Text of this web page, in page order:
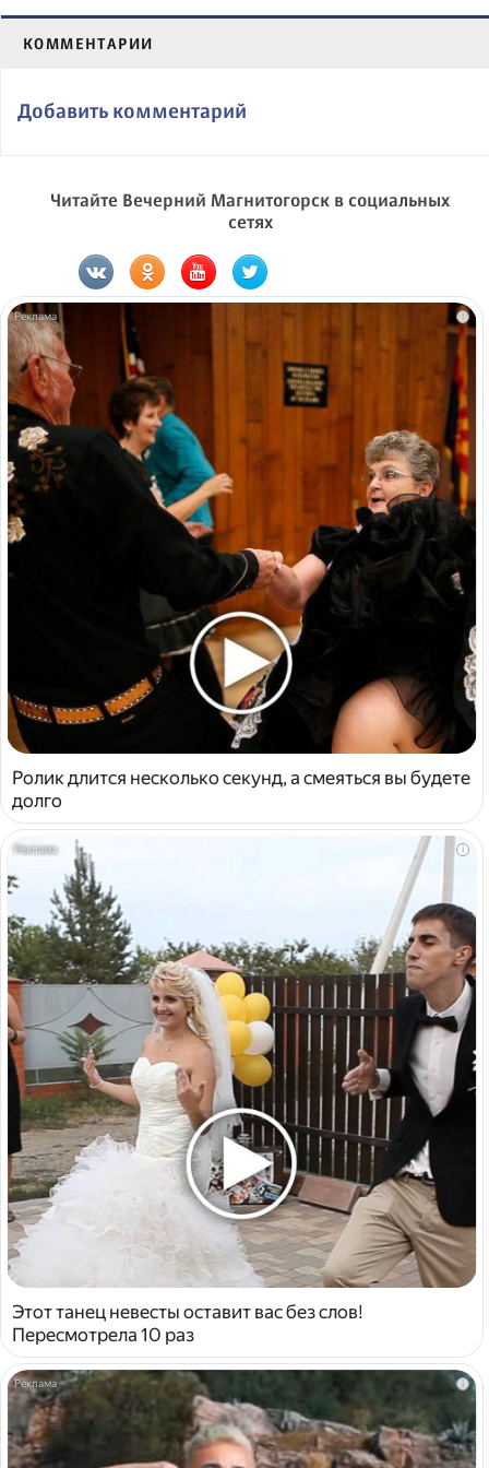
КОММЕНТАРИИ
Добавить комментарий
Читайте Вечерний Магнитогорск в социальных
сетях
i
Ролик длится несколько секунд, а смеяться вы будете
долго
i
Этот танец невесты оставит вас без слов!
Пересмотрела 10 раз
i